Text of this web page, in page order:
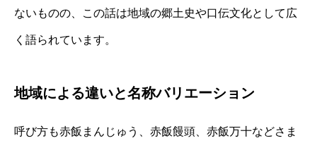
ないものの、この話は地域の郷土史や口伝文化として広
く語られています。
地域による違いと名称バリエーション
呼び方も赤飯まんじゅう、赤飯饅頭、赤飯万十などさま